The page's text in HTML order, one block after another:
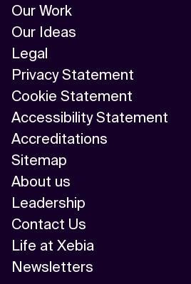
Our Work
Our Ideas
Legal
Privacy Statement
Cookie Statement
Accessibility Statement
Accreditations
Sitemap
About us
Leadership
Contact Us
Life at Xebia
Newsletters